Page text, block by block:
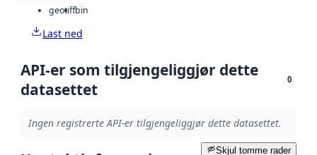
geotiffbin
Last ned
API-er som tilgjengeliggjør dette
datasettet
0
Ingen registrerte API-er tilgjengeliggjør dette datasettet.
Skjul tomme rader